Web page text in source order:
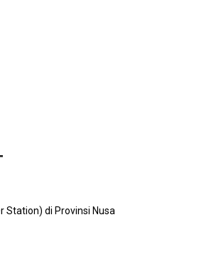
Station) di Provinsi Nusa